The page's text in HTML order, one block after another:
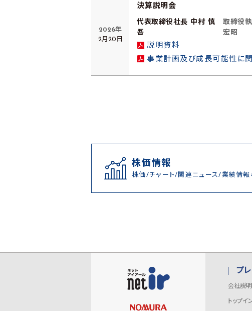
2026年
2月20日
決算説明会
代表取締役社長 中村 慎
吾
取締役
宏昭
説明資料
事業計画及び成長可能性に
株価情報
株価/チャート/関連ニュース/業績情報
プ
会社説
トップイ